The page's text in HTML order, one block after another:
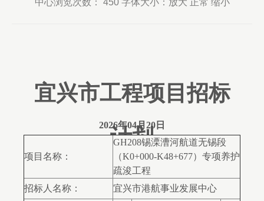
中心浏览次数： 450字体大小：放大 正常 缩小
宜兴市工程项目招标
计划
2026年04月20日
项目名称：
GH208锡溧漕河航道无锡段
（K0+000-K48+677）专项养护
疏浚工程
招标人名称：
宜兴市港航事业发展中心